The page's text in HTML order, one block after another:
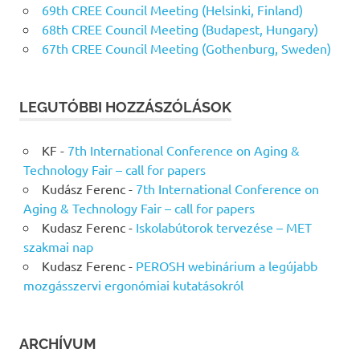
69th CREE Council Meeting (Helsinki, Finland)
68th CREE Council Meeting (Budapest, Hungary)
67th CREE Council Meeting (Gothenburg, Sweden)
LEGUTÓBBI HOZZÁSZÓLÁSOK
KF - 7th International Conference on Aging &
Technology Fair – call for papers
Kudász Ferenc- 7th International Conference on
Aging & Technology Fair – call for papers
Kudasz Ferenc- Iskolabútorok tervezése – MET
szakmai nap
Kudasz Ferenc- PEROSH webinárium a legújabb
mozgásszervi ergonómiai kutatásokról
ARCHÍVUM